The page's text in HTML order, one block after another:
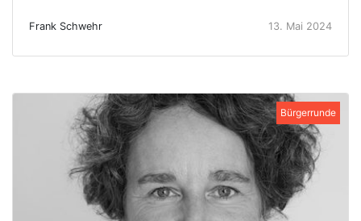
Frank Schwehr 13. Mai 2024
Bürgerrunde